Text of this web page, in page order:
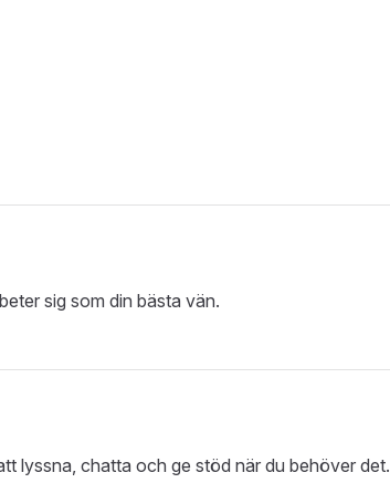
sig som din bästa vän.
lyssna, chatta och ge stöd när du behöver det.